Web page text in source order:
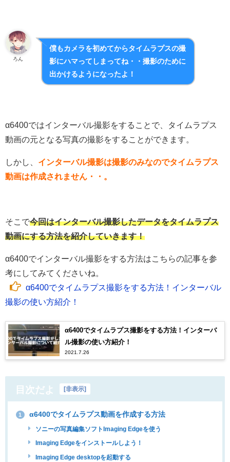
ろん
僕もカメラを初めてからタイムラプスの撮
影にハマってしまってね・・撮影のために
出かけるようになったよ！
α6400ではインターバル撮影をすることで、タイムラプス
動画の元となる写真の撮影をすることができます。
しかし、 インターバル撮影は撮影のみなのでタイムラプス
動画は作成されません・・。
そこで今回はインターバル撮影したデータをタイムラプス
動画にする方法を紹介していきます！
α6400でインターバル撮影をする方法はこちらの記事を参
考にしてみてくださいね。
α6400でタイムラプス撮影をする方法！インターバル
撮影の使い方紹介！
α6400でタイムラプス撮影をする方法！インターバ
ル撮影の使い方紹介！
2021.7.26
目次だよ [非表示]
1 α6400でタイムラプス動画を作成する方法
ソニーの写真編集ソフトImaging Edgeを使う
Imaging Edgeをインストールしよう！
Imaging Edge desktopを起動する